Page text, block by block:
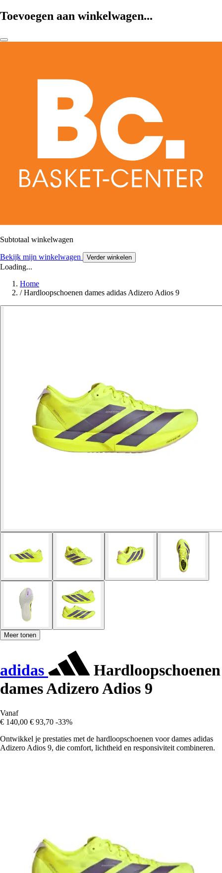
Toevoegen aan winkelwagen...
Subtotaal winkelwagen
Bekijk mijn winkelwagen Verder winkelen
Loading...
Home
/ Hardloopschoenen dames adidas Adizero Adios 9
Meer tonen
adidas
Hardloopschoenen
dames Adizero Adios 9
Vanaf
€ 140,00 € 93,70 -33%
Ontwikkel je prestaties met de hardloopschoenen voor dames adidas
Adizero Adios 9, die comfort, lichtheid en responsiviteit combineren.